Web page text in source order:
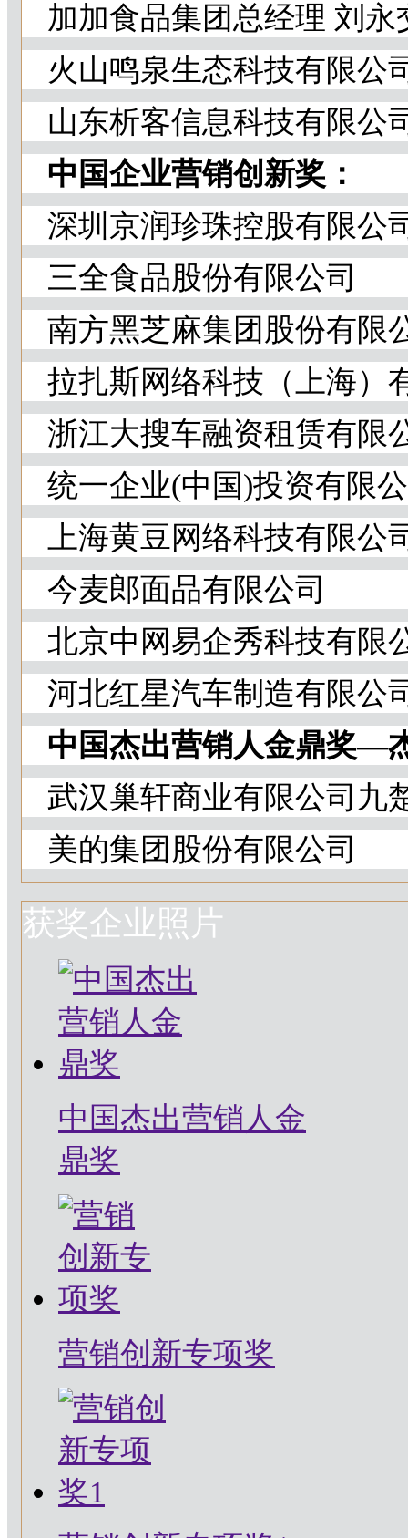
加加食品集团总经理 刘永
火山鸣泉生态科技有限公
山东析客信息科技有限公
中国企业营销创新奖：
深圳京润珍珠控股有限公
三全食品股份有限公司
南方黑芝麻集团股份有限
拉扎斯网络科技（上海）
浙江大搜车融资租赁有限
统一企业(中国)投资有限
上海黄豆网络科技有限公
今麦郎面品有限公司
北京中网易企秀科技有限
河北红星汽车制造有限公
中国杰出营销人金鼎奖—
武汉巢轩商业有限公司九
美的集团股份有限公司
获奖企业照片
中国杰出营销人金
鼎奖
营销创新专项奖